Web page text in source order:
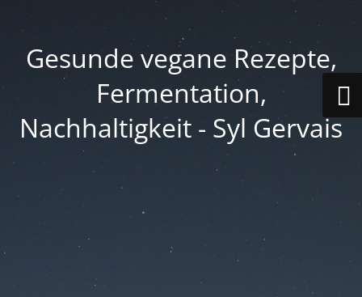
Gesunde vegane Rezepte,
Fermentation,
Nachhaltigkeit - Syl Gervais